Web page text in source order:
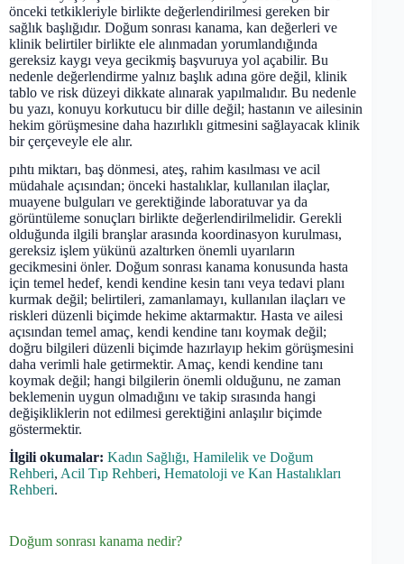
önceki tetkikleriyle birlikte değerlendirilmesi gereken bir
sağlık başlığıdır. Doğum sonrası kanama, kan değerleri ve
klinik belirtiler birlikte ele alınmadan yorumlandığında
gereksiz kaygı veya gecikmiş başvuruya yol açabilir. Bu
nedenle değerlendirme yalnız başlık adına göre değil, klinik
tablo ve risk düzeyi dikkate alınarak yapılmalıdır. Bu nedenle
bu yazı, konuyu korkutucu bir dille değil; hastanın ve ailesinin
hekim görüşmesine daha hazırlıklı gitmesini sağlayacak klinik
bir çerçeveyle ele alır.
pıhtı miktarı, baş dönmesi, ateş, rahim kasılması ve acil
müdahale açısından; önceki hastalıklar, kullanılan ilaçlar,
muayene bulguları ve gerektiğinde laboratuvar ya da
görüntüleme sonuçları birlikte değerlendirilmelidir. Gerekli
olduğunda ilgili branşlar arasında koordinasyon kurulması,
gereksiz işlem yükünü azaltırken önemli uyarıların
gecikmesini önler. Doğum sonrası kanama konusunda hasta
için temel hedef, kendi kendine kesin tanı veya tedavi planı
kurmak değil; belirtileri, zamanlamayı, kullanılan ilaçları ve
riskleri düzenli biçimde hekime aktarmaktır. Hasta ve ailesi
açısından temel amaç, kendi kendine tanı koymak değil;
doğru bilgileri düzenli biçimde hazırlayıp hekim görüşmesini
daha verimli hale getirmektir. Amaç, kendi kendine tanı
koymak değil; hangi bilgilerin önemli olduğunu, ne zaman
beklemenin uygun olmadığını ve takip sırasında hangi
değişikliklerin not edilmesi gerektiğini anlaşılır biçimde
göstermektir.
İlgili okumalar: Kadın Sağlığı, Hamilelik ve Doğum
Rehberi, Acil Tıp Rehberi, Hematoloji ve Kan Hastalıkları
Rehberi.
Doğum sonrası kanama nedir?